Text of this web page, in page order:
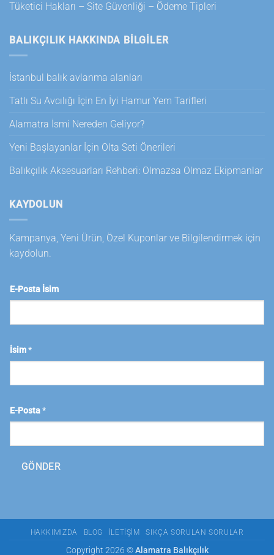
Tüketici Hakları – Site Güvenliği – Ödeme Tipleri
BALIKÇILIK HAKKINDA BILGILER
İstanbul balık avlanma alanları
Tatlı Su Avcılığı İçin En İyi Hamur Yem Tarifleri
Alamatra İsmi Nereden Geliyor?
Yeni Başlayanlar İçin Olta Seti Önerileri
Balıkçılık Aksesuarları Rehberi: Olmazsa Olmaz Ekipmanlar
KAYDOLUN
Kampanya, Yeni Ürün, Özel Kuponlar ve Bilgilendirmek için
kaydolun.
E-Posta İsim
İsim*
E-Posta*
GÖNDER
HAKKIMIZDA BLOG İLETIŞIM SIKÇA SORULAN SORULAR
Copyright 2026 ©Alamatra Balıkçılık